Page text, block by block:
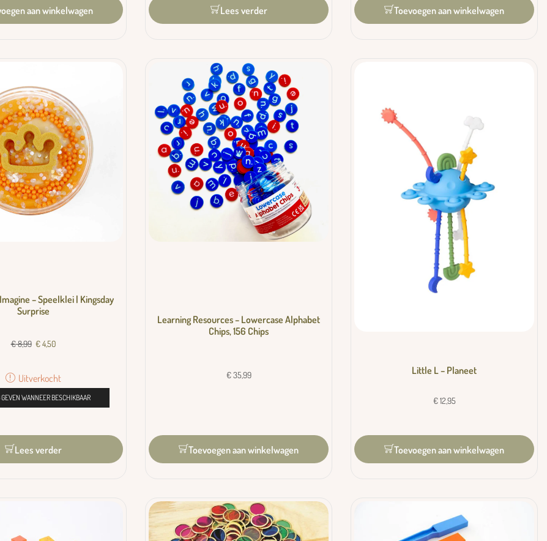
aan winkelwagen Lees verder Toevoegen aan winkelwagen
– Speelklei | Kingsday
Surprise
€8,99 €4,50
Uitverkocht
WANNEER BESCHIKBAAR
Lees verder
Learning Resources – Lowercase Alphabet
Chips, 156 Chips
€35,99
Toevoegen aan winkelwagen
Little L – Planeet
€12,95
Toevoegen aan winkelwagen